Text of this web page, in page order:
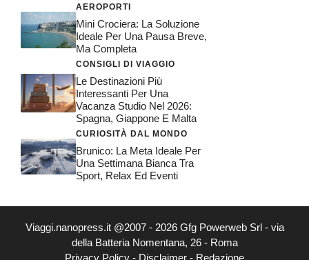
AEROPORTI
Mini Crociera: La Soluzione
Ideale Per Una Pausa Breve,
Ma Completa
CONSIGLI DI VIAGGIO
Le Destinazioni Più
Interessanti Per Una
Vacanza Studio Nel 2026:
Spagna, Giappone E Malta
CURIOSITÀ DAL MONDO
Brunico: La Meta Ideale Per
Una Settimana Bianca Tra
Sport, Relax Ed Eventi
Viaggi.nanopress.it @2007 - 2026 Gfg Powerweb Srl - via
della Batteria Nomentana, 26 - Roma
Privacy Policy - Disclaimer - Redazione